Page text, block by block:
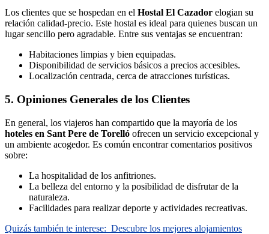
Los clientes que se hospedan en el Hostal El Cazador elogian su
relación calidad-precio. Este hostal es ideal para quienes buscan un
lugar sencillo pero agradable. Entre sus ventajas se encuentran:
Habitaciones limpias y bien equipadas.
Disponibilidad de servicios básicos a precios accesibles.
Localización centrada, cerca de atracciones turísticas.
5. Opiniones Generales de los Clientes
En general, los viajeros han compartido que la mayoría de los
hoteles en Sant Pere de Torelló ofrecen un servicio excepcional y
un ambiente acogedor. Es común encontrar comentarios positivos
sobre:
La hospitalidad de los anfitriones.
La belleza del entorno y la posibilidad de disfrutar de la
naturaleza.
Facilidades para realizar deporte y actividades recreativas.
Quizás también te interese: Descubre los mejores alojamientos